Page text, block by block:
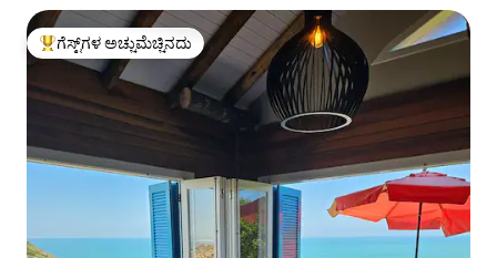
ಗೆಸ್ಟ್‌ಗಳಿಗೆ ಅತಿ ಹೆಚ್ಚು ಅಚ್ಚುಮೆಚ್ಚಿನದು
ಗೆಸ್ಟ್‌ಗಳ ಅಚ್ಚುಮೆಚ್ಚಿನದು